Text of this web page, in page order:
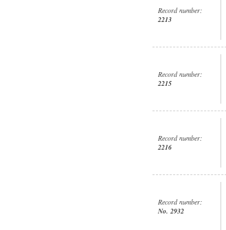
Record number:
2213
Record number:
2215
Record number:
2216
Record number:
No. 2932